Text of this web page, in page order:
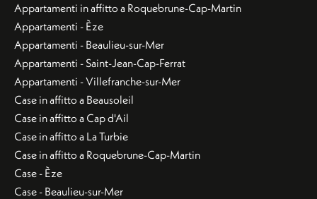
Appartamenti in affitto a Roquebrune-Cap-Martin
Appartamenti - Èze
Appartamenti - Beaulieu-sur-Mer
Appartamenti - Saint-Jean-Cap-Ferrat
Appartamenti - Villefranche-sur-Mer
Case in affitto a Beausoleil
Case in affitto a Cap d'Ail
Case in affitto a La Turbie
Case in affitto a Roquebrune-Cap-Martin
Case - Èze
Case - Beaulieu-sur-Mer